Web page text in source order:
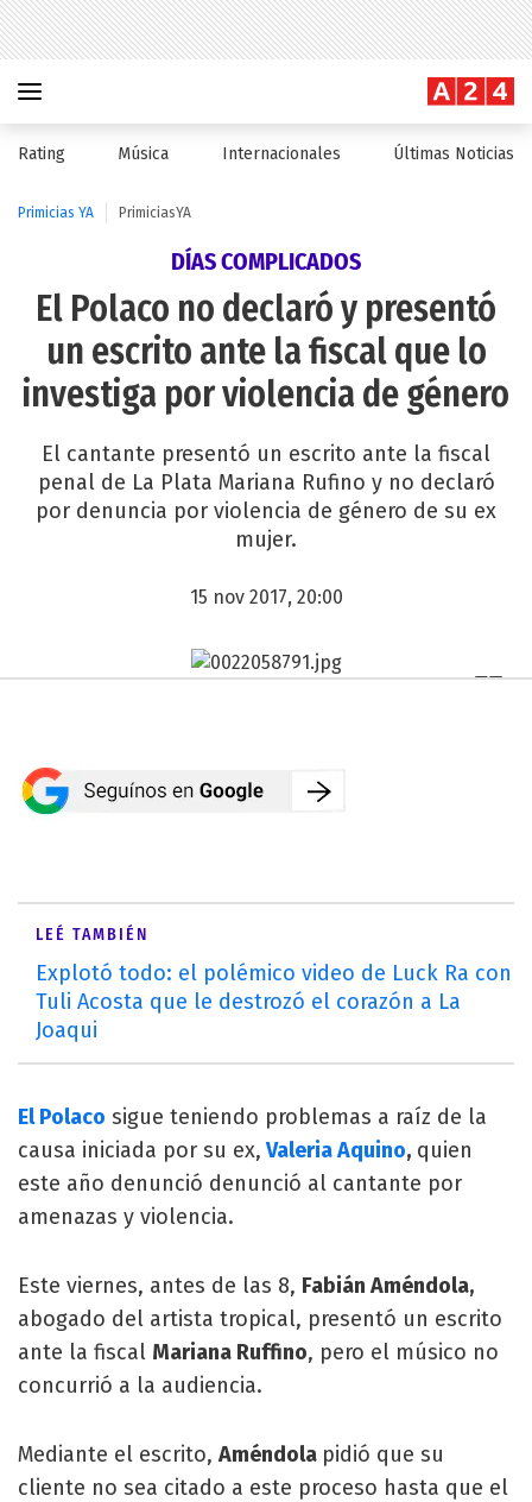
Rating Música Internacionales Últimas Noticias
Primicias YA PrimiciasYA
DÍAS COMPLICADOS
El Polaco no declaró y presentó
un escrito ante la fiscal que lo
investiga por violencia de género
El cantante presentó un escrito ante la fiscal
penal de La Plata Mariana Rufino y no declaró
por denuncia por violencia de género de su ex
mujer.
15 nov 2017, 20:00
LEÉ TAMBIÉN
Explotó todo: el polémico video de Luck Ra con
Tuli Acosta que le destrozó el corazón a La
Joaqui
El Polaco sigue teniendo problemas a raíz de la
causa iniciada por su ex, Valeria Aquino, quien
este año denunció denunció al cantante por
amenazas y violencia.
Este viernes, antes de las 8, Fabián Améndola,
abogado del artista tropical, presentó un escrito
ante la fiscal Mariana Ruffino, pero el músico no
concurrió a la audiencia.
Mediante el escrito, Améndola pidió que su
cliente no sea citado a este proceso hasta que el